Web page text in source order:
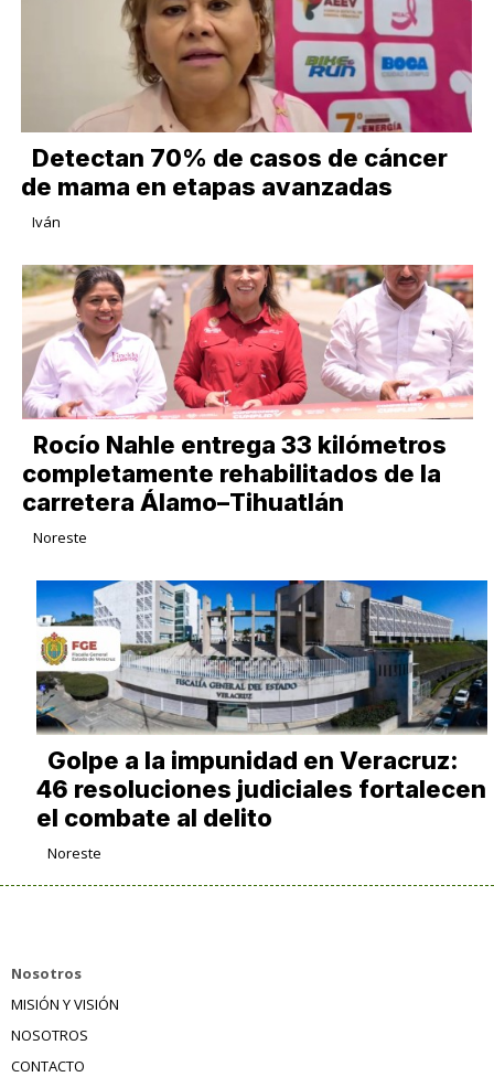
Detectan 70% de casos de cáncer
de mama en etapas avanzadas
Iván
Rocío Nahle entrega 33 kilómetros
completamente rehabilitados de la
carretera Álamo–Tihuatlán
Noreste
Golpe a la impunidad en Veracruz:
46 resoluciones judiciales fortalecen
el combate al delito
Noreste
Nosotros
MISIÓN Y VISIÓN
NOSOTROS
CONTACTO